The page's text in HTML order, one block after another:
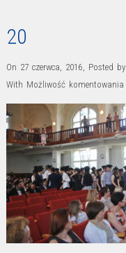
20
On 27 czerwca, 2016, Posted by
With Możliwość komentowania